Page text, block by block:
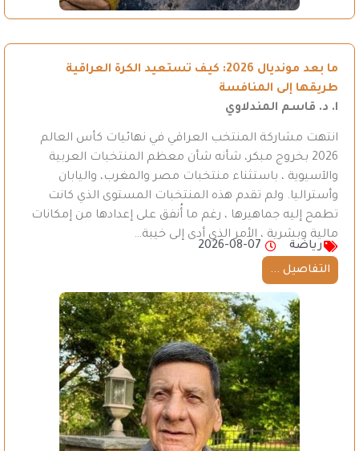
ما بعد مونديال 2026: كيف تستعيد الكرة العراقية
طريقها إلى المنافسة
ا. د. قاسم المندلاوي
انتهت مشاركة المنتخب العراقي في نهائيات كأس العالم
2026 بخروج مبكر، شأنه شأن معظم المنتخبات العربية
والآسيوية ، باستثناء منتخبات مصر والمغرب، واليابان
وأستراليا. ولم تقدم هذه المنتخبات المستوى الذي كانت
تطمح إليه جماهيرها ، رغم ما أُنفق على إعدادها من إمكانات
مالية وبشرية ، الأمر الذي أدى إلى خيبة…
رياضة
2026-08-07
التفاصيل ...